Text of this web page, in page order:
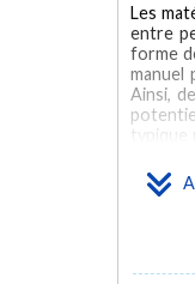
Les
entre
forme
manuel
Ainsi,
typique